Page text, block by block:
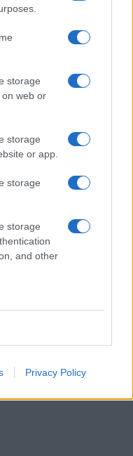
storage
web or
storage
or app.
storage
storage
and other
Privacy Policy
készülék kimarad a One
modellekről
rántja le a leplet az
megváltoztatja a
róla
iPhone 18 Prot
S26 egyik legjobb
18 Pro Max!